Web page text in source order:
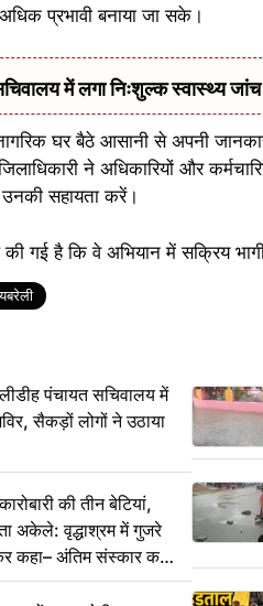
प्रभावी बनाया जा सके।
में लगा निःशुल्क स्वास्थ्य
घर बैठे आसानी से अपनी
ने अधिकारियों और
सहायता करें।
गई है कि वे अभियान में सक्रिय
पंचायत सचिवालय में
सैकड़ों लोगों ने उठाया
की तीन बेटियां,
अकेले: वृद्धाश्रम में गुजरे
कहा– अंतिम संस्कार कर